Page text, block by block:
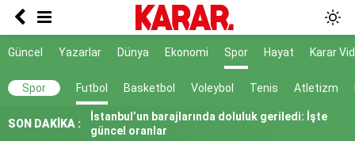
Güncel Yazarlar Dünya Ekonomi Spor Hayat Karar
Spor Futbol Basketbol Voleybol Tenis Atletizm
SON DAKİKA :
Uluslararası tecrübenin çok gerisinde
Hava sıcaklıkları düşüyor, yağmur geliyor
İstanbul’un barajlarında doluluk geriledi: İşte
güncel oranlar
Türkiye'den vize serbestisi için yeni adım